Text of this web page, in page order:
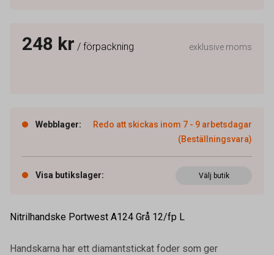
248 kr / förpackning exklusive moms
Webblager:
Redo att skickas inom 7 - 9 arbetsdagar
(Beställningsvara)
Visa butikslager: Välj butik
Nitrilhandske Portwest A124 Grå 12/fp L
Handskarna har ett diamantstickat foder som ger